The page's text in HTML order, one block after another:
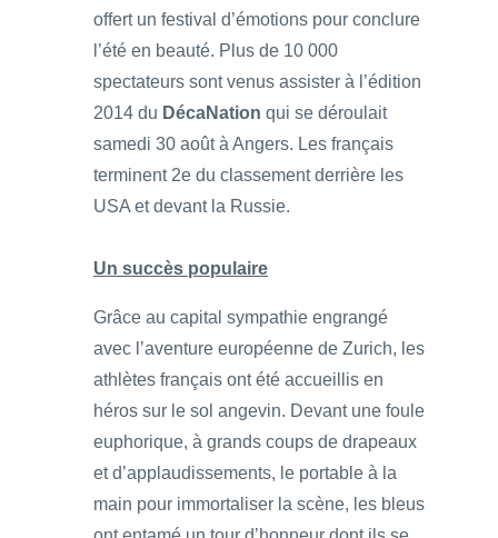
offert un festival d’émotions pour conclure
l’été en beauté. Plus de 10 000
spectateurs sont venus assister à l’édition
2014 du DécaNation qui se déroulait
samedi 30 août à Angers. Les français
terminent 2e du classement derrière les
USA et devant la Russie.
Un succès populaire
Grâce au capital sympathie engrangé
avec l’aventure européenne de Zurich, les
athlètes français ont été accueillis en
héros sur le sol angevin. Devant une foule
euphorique, à grands coups de drapeaux
et d’applaudissements, le portable à la
main pour immortaliser la scène, les bleus